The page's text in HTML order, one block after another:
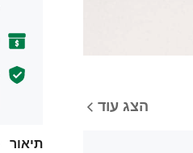
הצג עוד
תיאור